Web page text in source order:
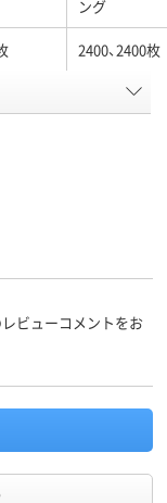
ング
2400、2400枚
キヤノン
ビューコメントをお